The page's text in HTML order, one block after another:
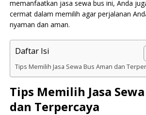
memanfaatkan jasa sewa bus ini, Anda
cermat dalam memilih agar perjalanan
nyaman dan aman.
Daftar Isi
Tips Memilih Jasa Sewa Bus Aman dan
Tips Memilih Jasa
dan Terpercaya